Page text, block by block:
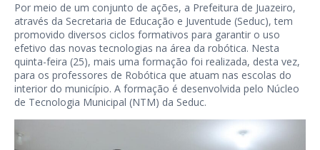
Por meio de um conjunto de ações, a Prefeitura de Juazeiro,
através da Secretaria de Educação e Juventude (Seduc), tem
promovido diversos ciclos formativos para garantir o uso
efetivo das novas tecnologias na área da robótica. Nesta
quinta-feira (25), mais uma formação foi realizada, desta vez,
para os professores de Robótica que atuam nas escolas do
interior do município. A formação é desenvolvida pelo Núcleo
de Tecnologia Municipal (NTM) da Seduc.